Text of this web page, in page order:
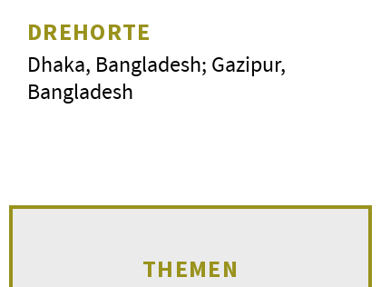
DREHORTE
Dhaka, Bangladesh; Gazipur,
Bangladesh
THEMEN